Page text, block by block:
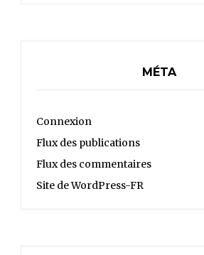
MÉTA
Connexion
Flux des publications
Flux des commentaires
Site de WordPress-FR